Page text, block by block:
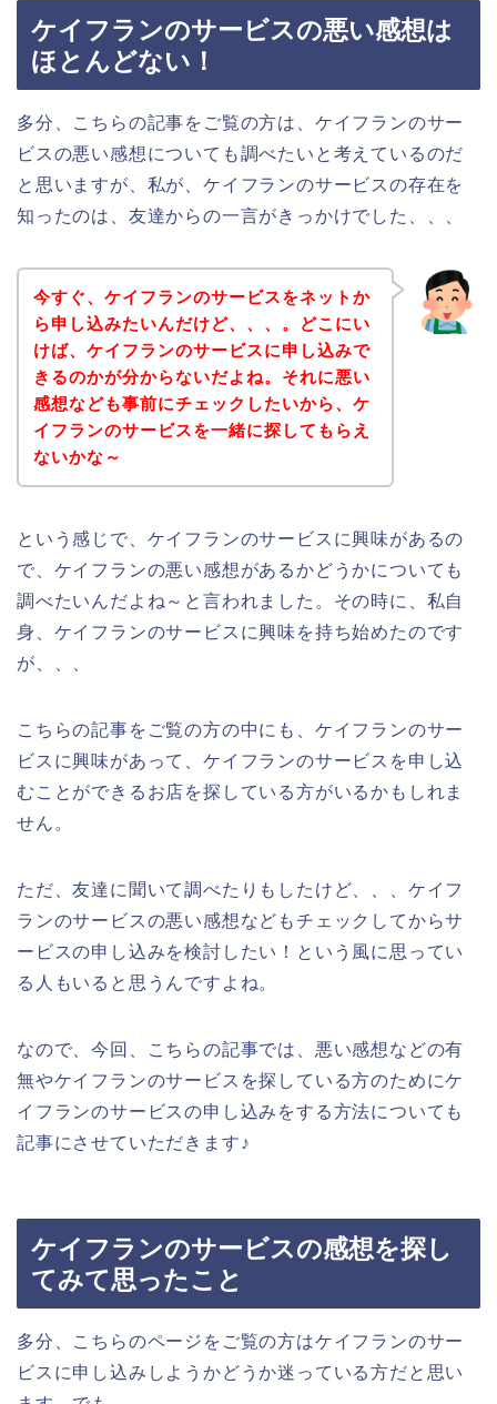
ケイフランのサービスの悪い感想は
ほとんどない！
多分、こちらの記事をご覧の方は、ケイフランのサー
ビスの悪い感想についても調べたいと考えているのだ
と思いますが、私が、ケイフランのサービスの存在を
知ったのは、友達からの一言がきっかけでした、、、
今すぐ、ケイフランのサービスをネットか
ら申し込みたいんだけど、、、。どこにい
けば、ケイフランのサービスに申し込みで
きるのかが分からないだよね。それに悪い
感想なども事前にチェックしたいから、ケ
イフランのサービスを一緒に探してもらえ
ないかな～
という感じで、ケイフランのサービスに興味があるの
で、ケイフランの悪い感想があるかどうかについても
調べたいんだよね～と言われました。その時に、私自
身、ケイフランのサービスに興味を持ち始めたのです
が、、、
こちらの記事をご覧の方の中にも、ケイフランのサー
ビスに興味があって、ケイフランのサービスを申し込
むことができるお店を探している方がいるかもしれま
せん。
ただ、友達に聞いて調べたりもしたけど、、、ケイフ
ランのサービスの悪い感想などもチェックしてからサ
ービスの申し込みを検討したい！という風に思ってい
る人もいると思うんですよね。
なので、今回、こちらの記事では、悪い感想などの有
無やケイフランのサービスを探している方のためにケ
イフランのサービスの申し込みをする方法についても
記事にさせていただきます♪
ケイフランのサービスの感想を探し
てみて思ったこと
多分、こちらのページをご覧の方はケイフランのサー
ビスに申し込みしようかどうか迷っている方だと思い